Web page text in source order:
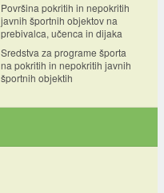
Površina pokritih in nepokritih
javnih športnih objektov na
prebivalca, učenca in dijaka
Sredstva za programe športa
na pokritih in nepokritih javnih
športnih objektih